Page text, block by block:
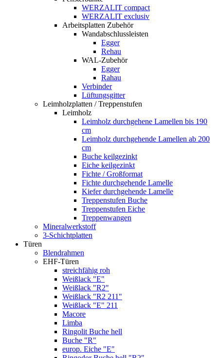
WERZALIT compact
WERZALIT exclusiv
Arbeitsplatten Zubehör
Wandabschlussleisten
Egger
Rehau
WAL-Zubehör
Egger
Rahau
Verbinder
Lüftungsgitter
Leimholzplatten / Treppenstufen
Leimholz
Leimholz durchgehene Lamellen bis 190
cm
Leimholz durchgehende Lamellen ab 200
cm
Buche keilgezinkt
Eiche keilgezinkt
Fichte / Großformat
Fichte durchgehende Lamelle
Kiefer durchgehende Lamelle
Treppenstufen Buche
Treppenstufen Eiche
Treppenwangen
Mineralwerkstoff
3-Schichtplatten
Türen
Blendrahmen
EHF-Türen
streichfähig roh
Weißlack "E"
Weißlack "R2"
Weißlack "R2 211"
Weißlack "E" 211
Macore
Limba
Ringolit Buche hell
Buche "R"
europ. Eiche "E"